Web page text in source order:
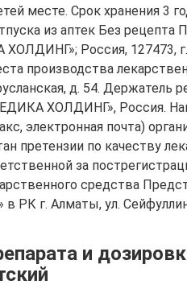
месте. Срок хранения 3
из аптек Без
Россия, 127473, г.
производства
д. 54. Держатель
ХОЛДИНГ», Россия.
электронная почта)
претензии по качеству
за
средства
г. Алматы, ул.
и